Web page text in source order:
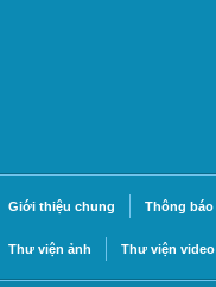
Giới thiệu chung Thông báo
Thư viện ảnh Thư viện video